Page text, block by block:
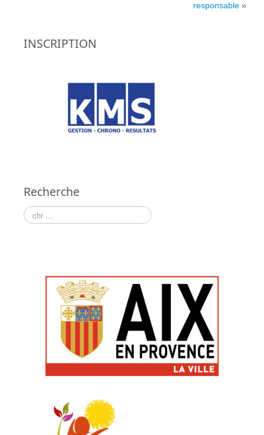
Parcours 2024
responsable »
INSCRIPTION
Recherche